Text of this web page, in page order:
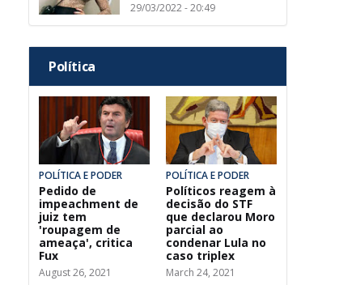
29/03/2022 - 20:49
Política
POLÍTICA E PODER
Pedido de
impeachment de
juiz tem
'roupagem de
ameaça', critica
Fux
August 26, 2021
POLÍTICA E PODER
Políticos reagem à
decisão do STF
que declarou Moro
parcial ao
condenar Lula no
caso triplex
March 24, 2021